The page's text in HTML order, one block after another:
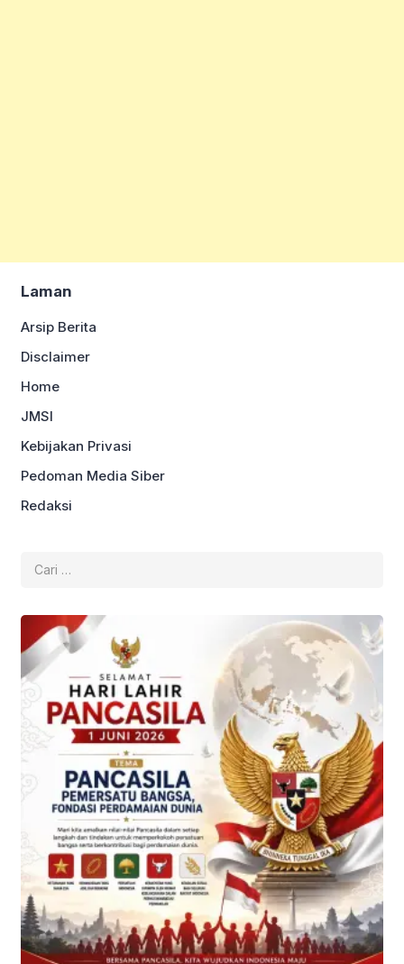
Laman
Arsip Berita
Disclaimer
Home
JMSI
Kebijakan Privasi
Pedoman Media Siber
Redaksi
untuk: